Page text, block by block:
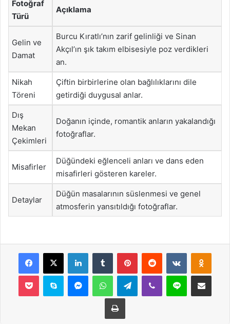
Fotoğraf
Türü
Açıklama
Gelin ve
Damat
Burcu Kıratlı’nın zarif gelinliği ve Sinan
Akçıl’ın şık takım elbisesiyle poz verdikleri
an.
Nikah
Töreni
Çiftin birbirlerine olan bağlılıklarını dile
getirdiği duygusal anlar.
Dış
Mekan
Çekimleri
Doğanın içinde, romantik anların yakalandığı
fotoğraflar.
Misafirler
Düğündeki eğlenceli anları ve dans eden
misafirleri gösteren kareler.
Detaylar
Düğün masalarının süslenmesi ve genel
atmosferin yansıtıldığı fotoğraflar.
Facebook
X LinkedInTumblr PinterestReddit VKontakte
Pocket Skype MessengerWhatsAppTelegramViber Line E-Posta ile
Yazdır